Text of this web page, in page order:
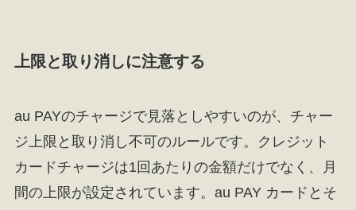
上限と取り消しに注意する
au PAYのチャージで見落としやすいのが、チャー
ジ上限と取り消し不可のルールです。クレジット
カードチャージは1回あたりの金額だけでなく、月
間の上限が設定されています。au PAY カードとそ